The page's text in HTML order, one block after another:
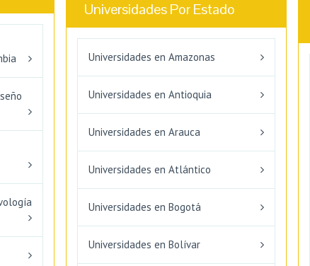
Universidades Por Estado
Universidades en Amazonas
Universidades en Antioquia
Universidades en Arauca
Universidades en Atlántico
Universidades en Bogotá
Universidades en Bolívar